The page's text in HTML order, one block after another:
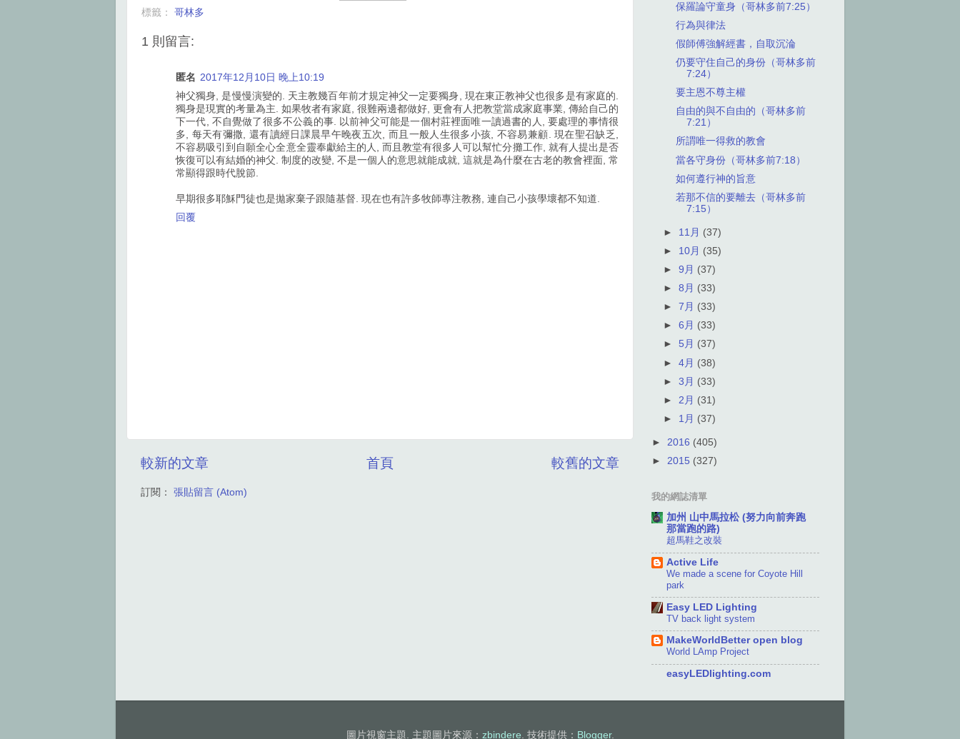
o
k
e
標籤： 哥林多
1 則留言:
匿名 2017年12月10日 晚上10:19
神父獨身, 是慢慢演變的. 天主教幾百年前才規定神父一定要獨身, 現在東正教神父也很多是有家庭的.
獨身是現實的考量為主. 如果牧者有家庭, 很難兩邊都做好, 更會有人把教堂當成家庭事業, 傳給自己的
下一代, 不自覺做了很多不公義的事. 以前神父可能是一個村莊裡面唯一讀過書的人, 要處理的事情很
多, 每天有彌撒, 還有讀經日課晨早午晚夜五次, 而且一般人生很多小孩, 不容易兼顧. 現在聖召缺乏,
不容易吸引到自願全心全意全靈奉獻給主的人, 而且教堂有很多人可以幫忙分攤工作, 就有人提出是否
恢復可以有結婚的神父. 制度的改變, 不是一個人的意思就能成就, 這就是為什麼在古老的教會裡面, 常
常顯得跟時代脫節.
早期很多耶穌門徒也是拋家棄子跟隨基督. 現在也有許多牧師專注教務, 連自己小孩學壞都不知道.
回覆
較新的文章 較舊的文章
首頁
訂閱： 張貼留言 (Atom)
保羅論守童身（哥林多前7:25）
行為與律法
假師傅強解經書，自取沉淪
仍要守住自己的身份（哥林多前
7:24）
要主恩不尊主權
自由的與不自由的（哥林多前
7:21）
所謂唯一得救的教會
當各守身份（哥林多前7:18）
如何遵行神的旨意
若那不信的要離去（哥林多前
7:15）
► 11月 (37)
► 10月 (35)
►9月 (37)
►8月 (33)
►7月 (33)
►6月 (33)
► 5月 (37)
►4月 (38)
►3月 (33)
► 2月 (31)
► 1月 (37)
► 2016 (405)
► 2015 (327)
我的網誌清單
加州 山中馬拉松 (努力向前奔跑
那當跑的路)
超馬鞋之改裝
Active Life
We made a scene for Coyote Hill
park
Easy LED Lighting
TV back light system
MakeWorldBetter open blog
World LAmp Project
easyLEDlighting.com
圖片視窗主題. 主題圖片來源： zbindere . 技術提供： Blogger.